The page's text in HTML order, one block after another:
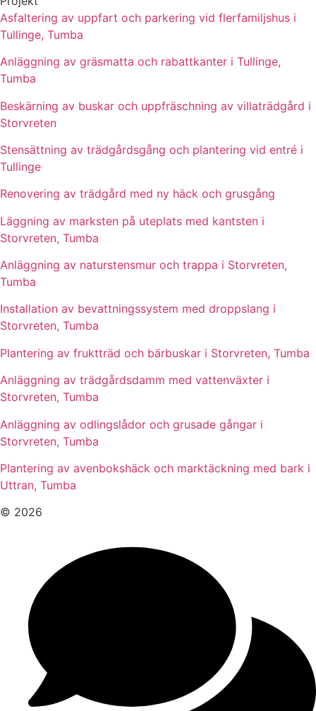
Asfaltering av uppfart och parkering vid flerfamiljshus i
Tullinge, Tumba
Anläggning av gräsmatta och rabattkanter i Tullinge,
Tumba
Beskärning av buskar och uppfräschning av villaträdgård i
Storvreten
Stensättning av trädgårdsgång och plantering vid entré i
Tullinge
Renovering av trädgård med ny häck och grusgång
Läggning av marksten på uteplats med kantsten i
Storvreten, Tumba
Anläggning av naturstensmur och trappa i Storvreten,
Tumba
Installation av bevattningssystem med droppslang i
Storvreten, Tumba
Plantering av fruktträd och bärbuskar i Storvreten, Tumba
Anläggning av trädgårdsdamm med vattenväxter i
Storvreten, Tumba
Anläggning av odlingslådor och grusade gångar i
Storvreten, Tumba
Plantering av avenbokshäck och marktäckning med bark i
Uttran, Tumba
© 2026